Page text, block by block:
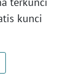
kunci